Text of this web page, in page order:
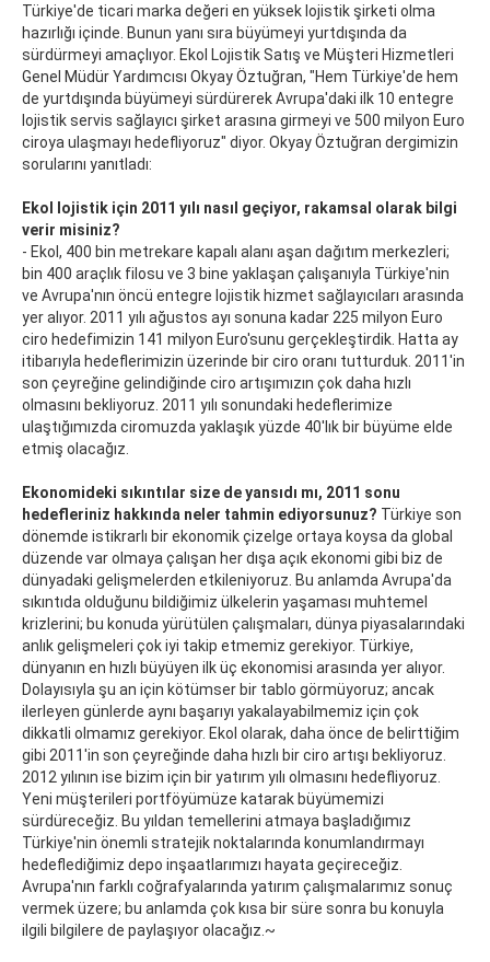
Türkiye'de ticari marka değeri en yüksek lojistik şirketi olma
hazırlığı içinde. Bunun yanı sıra büyümeyi yurtdışında da
sürdürmeyi amaçlıyor. Ekol Lojistik Satış ve Müşteri Hizmetleri
Genel Müdür Yardımcısı Okyay Öztuğran, "Hem Türkiye'de hem
de yurtdışında büyümeyi sürdürerek Avrupa'daki ilk 10 entegre
lojistik servis sağlayıcı şirket arasına girmeyi ve 500 milyon Euro
ciroya ulaşmayı hedefliyoruz" diyor. Okyay Öztuğran dergimizin
sorularını yanıtladı:
Ekol lojistik için 2011 yılı nasıl geçiyor, rakamsal olarak bilgi
verir misiniz?
- Ekol, 400 bin metrekare kapalı alanı aşan dağıtım merkezleri;
bin 400 araçlık filosu ve 3 bine yaklaşan çalışanıyla Türkiye'nin
ve Avrupa'nın öncü entegre lojistik hizmet sağlayıcıları arasında
yer alıyor. 2011 yılı ağustos ayı sonuna kadar 225 milyon Euro
ciro hedefimizin 141 milyon Euro'sunu gerçekleştirdik. Hatta ay
itibarıyla hedeflerimizin üzerinde bir ciro oranı tutturduk. 2011'in
son çeyreğine gelindiğinde ciro artışımızın çok daha hızlı
olmasını bekliyoruz. 2011 yılı sonundaki hedeflerimize
ulaştığımızda ciromuzda yaklaşık yüzde 40'lık bir büyüme elde
etmiş olacağız.
Ekonomideki sıkıntılar size de yansıdı mı, 2011 sonu
hedefleriniz hakkında neler tahmin ediyorsunuz? Türkiye son
dönemde istikrarlı bir ekonomik çizelge ortaya koysa da global
düzende var olmaya çalışan her dışa açık ekonomi gibi biz de
dünyadaki gelişmelerden etkileniyoruz. Bu anlamda Avrupa'da
sıkıntıda olduğunu bildiğimiz ülkelerin yaşaması muhtemel
krizlerini; bu konuda yürütülen çalışmaları, dünya piyasalarındaki
anlık gelişmeleri çok iyi takip etmemiz gerekiyor. Türkiye,
dünyanın en hızlı büyüyen ilk üç ekonomisi arasında yer alıyor.
Dolayısıyla şu an için kötümser bir tablo görmüyoruz; ancak
ilerleyen günlerde aynı başarıyı yakalayabilmemiz için çok
dikkatli olmamız gerekiyor. Ekol olarak, daha önce de belirttiğim
gibi 2011'in son çeyreğinde daha hızlı bir ciro artışı bekliyoruz.
2012 yılının ise bizim için bir yatırım yılı olmasını hedefliyoruz.
Yeni müşterileri portföyümüze katarak büyümemizi
sürdüreceğiz. Bu yıldan temellerini atmaya başladığımız
Türkiye'nin önemli stratejik noktalarında konumlandırmayı
hedeflediğimiz depo inşaatlarımızı hayata geçireceğiz.
Avrupa'nın farklı coğrafyalarında yatırım çalışmalarımız sonuç
vermek üzere; bu anlamda çok kısa bir süre sonra bu konuyla
ilgili bilgilere de paylaşıyor olacağız.~